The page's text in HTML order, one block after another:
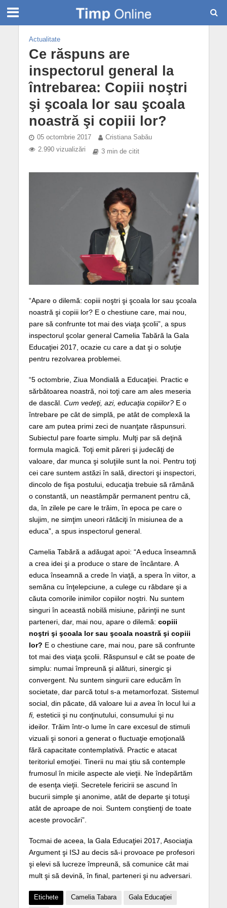
Actualitate
Ce răspuns are
inspectorul general la
întrebarea: Copiii noştri
şi şcoala lor sau şcoala
noastră şi copiii lor?
05 octombrie 2017
Cristiana Sabău
2.990 vizualizări
3 min de citit
“Apare o dilemă: copiii noştri şi şcoala lor sau şcoala
noastră şi copiii lor? E o chestiune care, mai nou,
pare să confrunte tot mai des viaţa şcolii”, a spus
inspectorul şcolar general Camelia Tabără la Gala
Educaţiei 2017, ocazie cu care a dat şi o soluţie
pentru rezolvarea problemei.
“5 octombrie, Ziua Mondială a Educaţiei. Practic e
sărbătoarea noastră, noi toţi care am ales meseria
de dascăl. Cum vedeţi, azi, educaţia copiilor?E o
întrebare pe cât de simplă, pe atât de complexă la
care am putea primi zeci de nuanţate răspunsuri.
Subiectul pare foarte simplu. Mulţi par să deţină
formula magică. Toţi emit păreri şi judecăţi de
valoare, dar munca şi soluţiile sunt la noi. Pentru toţi
cei care suntem astăzi în sală, directori şi inspectori,
dincolo de fişa postului, educaţia trebuie să rămână
o constantă, un neastâmpăr permanent pentru că,
da, în zilele pe care le trăim, în epoca pe care o
slujim, ne simţim uneori rătăciţi în misiunea de a
educa”, a spus inspectorul general.
Camelia Tabără a adăugat apoi: “A educa înseamnă
a crea idei şi a produce o stare de încântare. A
educa înseamnă a crede în viaţă, a spera în viitor, a
semăna cu înţelepciune, a culege cu răbdare şi a
căuta comorile inimilor copiilor noştri. Nu suntem
singuri în această nobilă misiune, părinţii ne sunt
parteneri, dar, mai nou, apare o dilemă: copiii
noştri şi şcoala lor sau şcoala noastră şi copiii
lor? E o chestiune care, mai nou, pare să confrunte
tot mai des viaţa şcolii. Răspunsul e cât se poate de
simplu: numai împreună şi alături, sinergic şi
convergent. Nu suntem singurii care educăm în
societate, dar parcă totul s-a metamorfozat. Sistemul
social, din păcate, dă valoare lui a aveaîn locul lui a
fi, esteticii şi nu conţinutului, consumului şi nu
ideilor. Trăim într-o lume în care excesul de stimuli
vizuali şi sonori a generat o fluctuaţie emoţională
fără capacitate contemplativă. Practic e atacat
teritoriul emoţiei. Tinerii nu mai ştiu să contemple
frumosul în micile aspecte ale vieţii. Ne îndepărtăm
de esenţa vieţii. Secretele fericirii se ascund în
bucurii simple şi anonime, atât de departe şi totuşi
atât de aproape de noi. Suntem conştienţi de toate
aceste provocări”.
Tocmai de aceea, la Gala Educaţiei 2017, Asociaţia
Argument şi ISJ au decis să-i provoace pe profesori
şi elevi să lucreze împreună, să comunice cât mai
mult şi să devină, în final, parteneri şi nu adversari.
Etichete Camelia Tabara Gala Educaţiei